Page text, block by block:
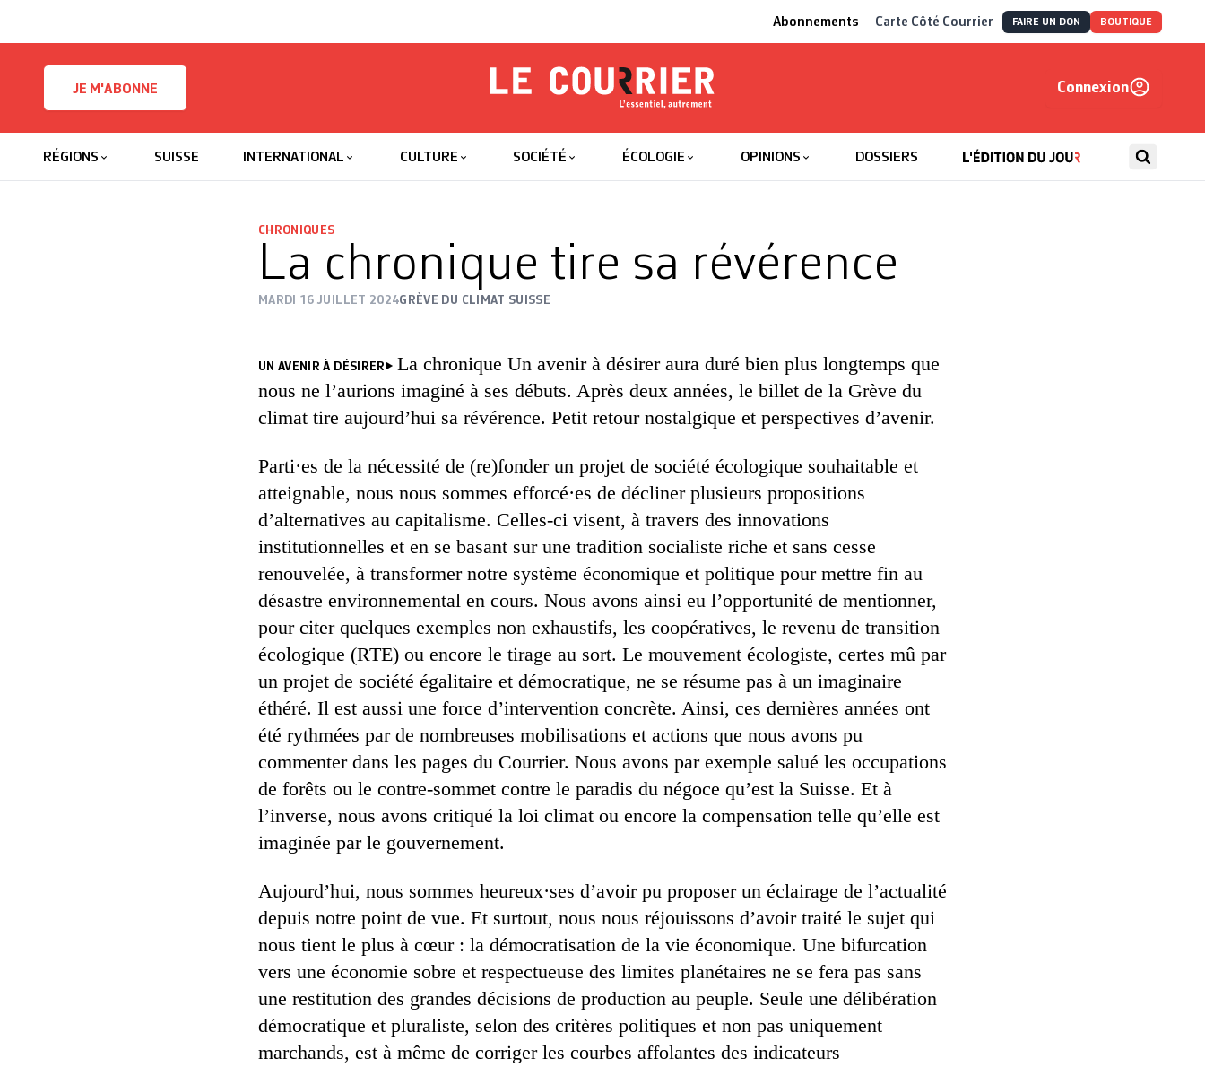
Abonnements Carte Côté Courrier FAIRE UN DON BOUTIQUE
JE M'ABONNE
Le Courrier
Connexion
RÉGIONS SUISSE INTERNATIONAL CULTURE SOCIÉTÉ ÉCOLOGIE OPINIONS DOSSIERS
CHRONIQUES
La chronique tire sa révérence
MARDI 16 JUILLET 2024GRÈVE DU CLIMAT SUISSE
UN AVENIR À DÉSIRER
La chronique Un avenir à désirer aura duré bien plus longtemps que
nous ne l’aurions imaginé à ses débuts. Après deux années, le billet de la Grève du
climat tire aujourd’hui sa révérence. Petit retour nostalgique et perspectives d’avenir.
Parti·es de la nécessité de (re)fonder un projet de société écologique souhaitable et
atteignable, nous nous sommes efforcé·es de décliner plusieurs propositions
d’alternatives au capitalisme. Celles-ci visent, à travers des innovations
institutionnelles et en se basant sur une tradition socialiste riche et sans cesse
renouvelée, à transformer notre système économique et politique pour mettre fin au
désastre environnemental en cours. Nous avons ainsi eu l’opportunité de mentionner,
pour citer quelques exemples non exhaustifs, les coopératives, le revenu de transition
écologique (RTE) ou encore le tirage au sort. Le mouvement écologiste, certes mû par
un projet de société égalitaire et démocratique, ne se résume pas à un imaginaire
éthéré. Il est aussi une force d’intervention concrète. Ainsi, ces dernières années ont
été rythmées par de nombreuses mobilisations et actions que nous avons pu
commenter dans les pages du Courrier. Nous avons par exemple salué les occupations
de forêts ou le contre-sommet contre le paradis du négoce qu’est la Suisse. Et à
l’inverse, nous avons critiqué la loi climat ou encore la compensation telle qu’elle est
imaginée par le gouvernement.
Aujourd’hui, nous sommes heureux·ses d’avoir pu proposer un éclairage de l’actualité
depuis notre point de vue. Et surtout, nous nous réjouissons d’avoir traité le sujet qui
nous tient le plus à cœur : la démocratisation de la vie économique. Une bifurcation
vers une économie sobre et respectueuse des limites planétaires ne se fera pas sans
une restitution des grandes décisions de production au peuple. Seule une délibération
démocratique et pluraliste, selon des critères politiques et non pas uniquement
marchands, est à même de corriger les courbes affolantes des indicateurs